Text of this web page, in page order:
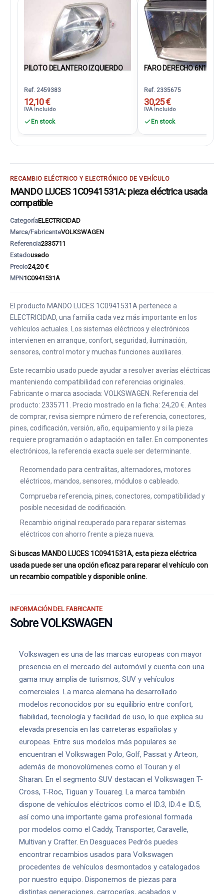
PILOTO DELANTERO IZQUIERDO
Ref. 2459383
12,10 €
IVA incluido
En stock
FARO DERECHO
Ref. 2335675
30,25 €
IVA incluido
En stock
RECAMBIO ELÉCTRICO Y ELECTRÓNICO DE VEHÍCULO
MANDO LUCES 1C0941531A: pieza eléctrica usada
compatible
CategoríaELECTRICIDAD
Marca/FabricanteVOLKSWAGEN
Referencia2335711
Estadousado
Precio24,20 €
MPN1C0941531A
El producto MANDO LUCES 1C0941531A pertenece a
ELECTRICIDAD, una familia cada vez más importante en los
vehículos actuales. Los sistemas eléctricos y electrónicos
intervienen en arranque, confort, seguridad, iluminación,
sensores, control motor y muchas funciones auxiliares.
Este recambio usado puede ayudar a resolver averías eléctricas
manteniendo compatibilidad con referencias originales.
Fabricante o marca asociada: VOLKSWAGEN. Referencia del
producto: 2335711. Precio mostrado en la ficha: 24,20 €. Antes
de comprar, revisa siempre número de referencia, conectores,
pines, codificación, versión, año, equipamiento y si la pieza
requiere programación o adaptación en taller. En componentes
electrónicos, la referencia exacta suele ser determinante.
Recomendado para centralitas, alternadores, motores
eléctricos, mandos, sensores, módulos o cableado.
Comprueba referencia, pines, conectores, compatibilidad y
posible necesidad de codificación.
Recambio original recuperado para reparar sistemas
eléctricos con ahorro frente a pieza nueva.
Si buscas MANDO LUCES 1C0941531A, esta pieza eléctrica
usada puede ser una opción eficaz para reparar el vehículo con
un recambio compatible y disponible online.
INFORMACIÓN DEL FABRICANTE
Sobre VOLKSWAGEN
Volkswagen es una de las marcas europeas con mayor
presencia en el mercado del automóvil y cuenta con una
gama muy amplia de turismos, SUV y vehículos
comerciales. La marca alemana ha desarrollado
modelos reconocidos por su equilibrio entre confort,
fiabilidad, tecnología y facilidad de uso, lo que explica su
elevada presencia en las carreteras españolas y
europeas. Entre sus modelos más populares se
encuentran el Volkswagen Polo, Golf, Passat y Arteon,
además de monovolúmenes como el Touran y el
Sharan. En el segmento SUV destacan el Volkswagen T-
Cross, T-Roc, Tiguan y Touareg. La marca también
dispone de vehículos eléctricos como el ID.3, ID.4 e ID.5,
así como una importante gama profesional formada
por modelos como el Caddy, Transporter, Caravelle,
Multivan y Crafter. En Desguaces Pedrós puedes
encontrar recambios usados para Volkswagen
procedentes de vehículos desmontados y catalogados
por nuestro equipo. Disponemos de piezas para
distintas generaciones, carrocerías, acabados y